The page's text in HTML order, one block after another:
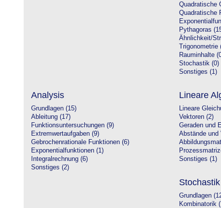
Quadratische
Quadratische
Pythagoras
Ähnlichkeit/
Trigonometrie
Rauminhalte
Stochastik (0)
Sonstiges (1)
Analysis
Grundlagen (15)
Ableitung (17)
Funktionsuntersuchungen (9)
Extremwertaufgaben (9)
Gebrochenrationale Funktionen (6)
Exponentialfunktionen (1)
Integralrechnung (6)
Sonstiges (2)
Lineare
Lineare
Vektoren (2)
Geraden und
Abstände und
Sonstiges (1)
Stochastik
Grundlagen
Kombinatorik